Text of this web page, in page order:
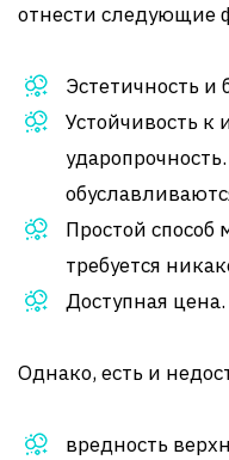
отнести следующие
Эстетичность и
Устойчивость к
Простой способ
требуется
Доступная цена.
Однако, есть и
вредность